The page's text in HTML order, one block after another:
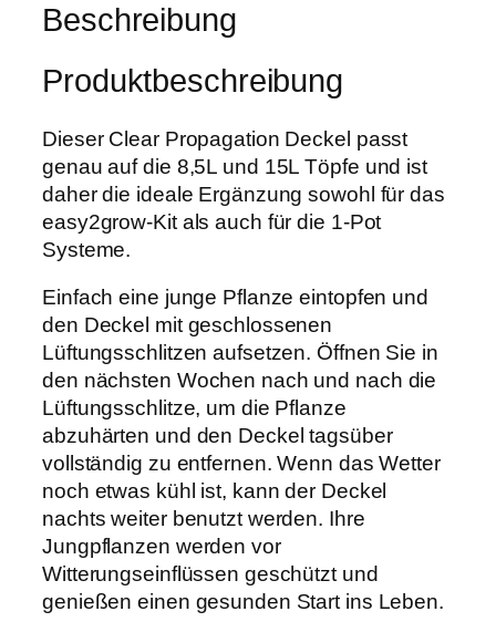
:
,
5
€
.
r
p
a
g
a
t
o
n
D
e
c
k
e
l
f
ü
r
8
Beschreibung
Produktbeschreibung
Dieser Clear Propagation Deckel passt
genau auf die 8,5L und 15L Töpfe und ist
daher die ideale Ergänzung sowohl für das
easy2grow-Kit als auch für die 1-Pot
Systeme.
Einfach eine junge Pflanze eintopfen und
den Deckel mit geschlossenen
Lüftungsschlitzen aufsetzen. Öffnen Sie in
den nächsten Wochen nach und nach die
Lüftungsschlitze, um die Pflanze
abzuhärten und den Deckel tagsüber
vollständig zu entfernen. Wenn das Wetter
noch etwas kühl ist, kann der Deckel
nachts weiter benutzt werden. Ihre
Jungpflanzen werden vor
Witterungseinflüssen geschützt und
genießen einen gesunden Start ins Leben.